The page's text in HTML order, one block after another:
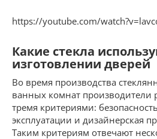
https://youtube.com/
Какие стекла
изготовлении дверей
Во время производства
ванных комнат производители
тремя критериями:
эксплуатации и дизайнерская
Таким критериям отвечают